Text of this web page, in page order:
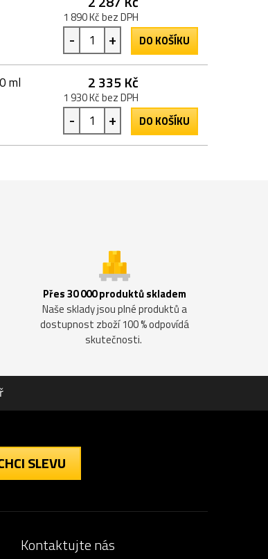
1 890 Kč bez DPH
- + DO KOŠÍKU
ml 2 335 Kč
1 930 Kč bez DPH
- + DO KOŠÍKU
Přes 30 000 produktů skladem
Naše sklady jsou plné produktů a
dostupnost zboží 100 % odpovídá
skutečnosti.
SLEVU
Kontaktujte nás